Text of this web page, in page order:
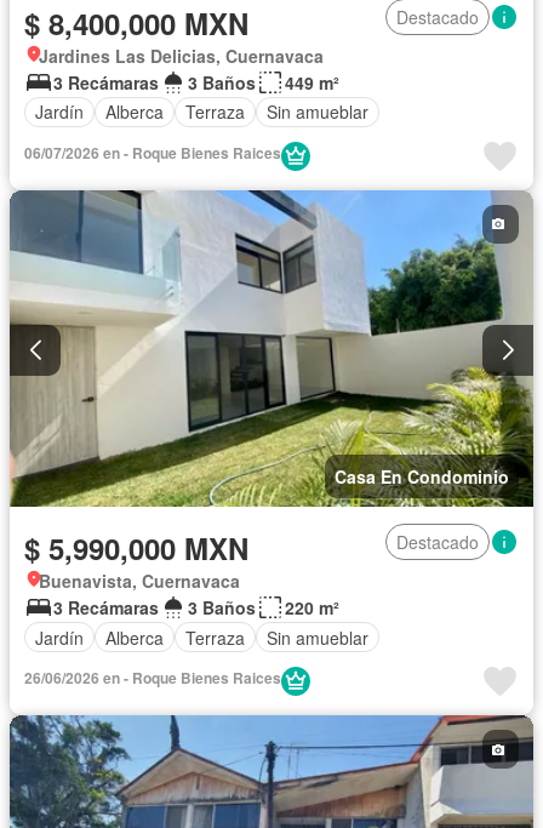
$ 8,400,000 MXN
Destacado
Jardines Las Delicias, Cuernavaca
3 Recámaras
3 Baños
449 m²
Jardín
Alberca Terraza Sin amueblar
06/07/2026 en - Roque Bienes Raices
Casa En Condominio
$ 5,990,000 MXN
Destacado
Buenavista, Cuernavaca
3 Recámaras
3 Baños
220 m²
Jardín
Alberca Terraza Sin amueblar
26/06/2026 en - Roque Bienes Raices